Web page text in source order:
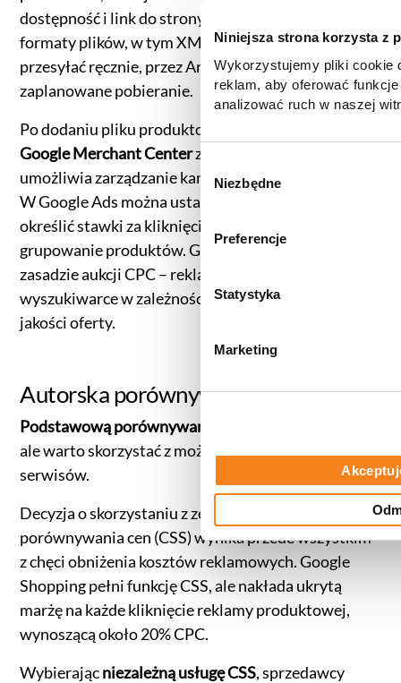
Niniejsza strona korzysta z
Wykorzystujemy pliki cookie
reklam, aby oferować
analizować ruch w naszej
zgody, udostępniamy
informacje z innymi danymi
znajdą Państwo klikając w
prywatności
ó
z
g
Niezbędne
Preferencje
Statystyka
Marketing
dostępność i link do strony. Google obsługuje różne
formaty plików, w tym XML i CSV. Dane można
przesyłać ręcznie, przez Arkusze Google lub
zaplanowane pobieranie.
Po dodaniu pliku produktowego należy połączyć
Google Merchant Centerz kontem Google Ads, co
umożliwia zarządzanie kampaniami produktowymi.
W Google Ads można ustawić budżet kampanii,
określić stawki za kliknięcie oraz zoptymalizować
grupowanie produktów. Google Shopping działa na
zasadzie aukcji CPC – reklamy pojawiają się w
wyszukiwarce w zależności od wysokości stawki i
jakości oferty.
Autorska porównywarka cen
Podstawową porównywarką jest Google Shopping
ale warto skorzystać z możliwości zewnętrznych
serwisów.
Decyzja o skorzystaniu z zewnętrznej usługi
porównywania cen (CSS) wynika przede wszystkim
z chęci obniżenia kosztów reklamowych. Google
Shopping pełni funkcję CSS, ale nakłada ukrytą
marżę na każde kliknięcie reklamy produktowej,
wynoszącą około 20% CPC.
Wybierającniezależną usługę CSS, sprzedawcy